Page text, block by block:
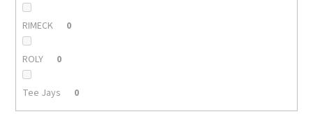
RIMECK 0
ROLY 0
Tee Jays 0